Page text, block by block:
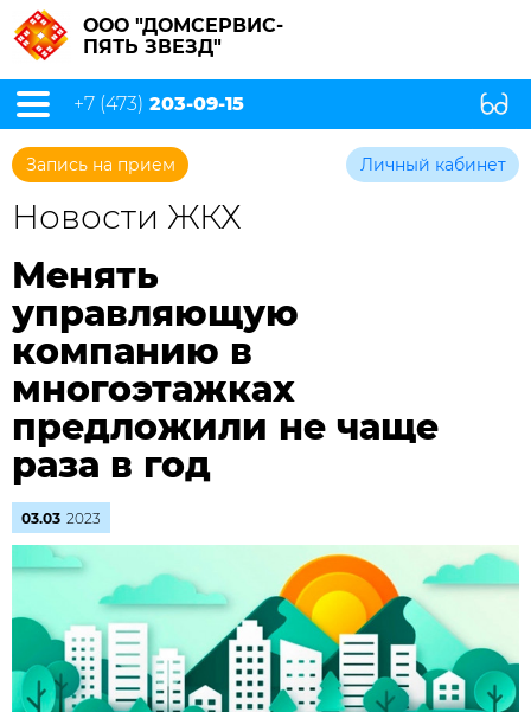
ООО "ДОМСЕРВИС-
ПЯТЬ ЗВЕЗД"
+7 (473) 203-09-15
Запись на прием Личный кабинет
Новости ЖКХ
Менять
управляющую
компанию в
многоэтажках
предложили не чаще
раза в год
03.03 2023